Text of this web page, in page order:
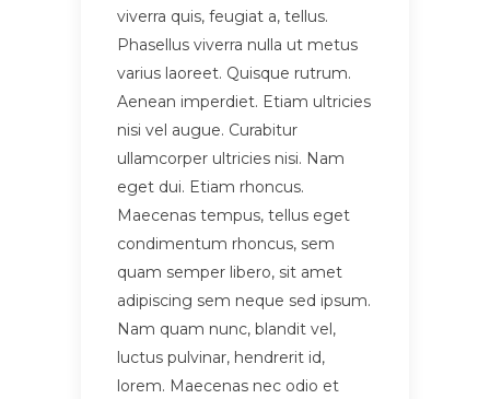
viverra quis, feugiat a, tellus.
Phasellus viverra nulla ut metus
varius laoreet. Quisque rutrum.
Aenean imperdiet. Etiam ultricies
nisi vel augue. Curabitur
ullamcorper ultricies nisi. Nam
eget dui. Etiam rhoncus.
Maecenas tempus, tellus eget
condimentum rhoncus, sem
quam semper libero, sit amet
adipiscing sem neque sed ipsum.
Nam quam nunc, blandit vel,
luctus pulvinar, hendrerit id,
lorem. Maecenas nec odio et